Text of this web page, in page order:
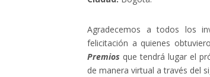
Agradecemos a todos los
felicitación a quienes
Premios que tendrá lugar el
de manera virtual a través del